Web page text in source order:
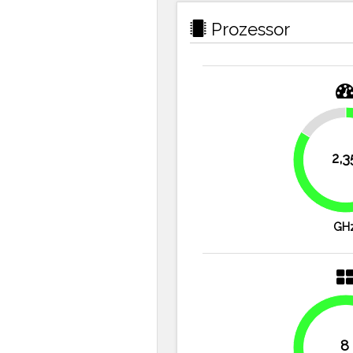
Prozessor
16.1%
8
100%